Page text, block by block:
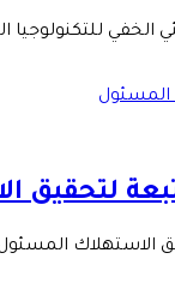
الخفي
لتحقيق
الاستهلاك